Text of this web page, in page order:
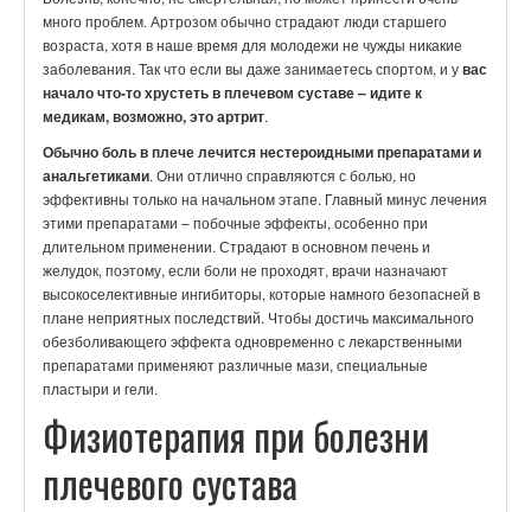
много проблем. Артрозом обычно страдают люди старшего
возраста, хотя в наше время для молодежи не чужды никакие
заболевания. Так что если вы даже занимаетесь спортом, и увас
начало что-то хрустеть в плечевом суставе – идите к
медикам, возможно, это артрит.
Обычно боль в плече лечится нестероидными препаратами и
анальгетиками. Они отлично справляются с болью, но
эффективны только на начальном этапе. Главный минус лечения
этими препаратами – побочные эффекты, особенно при
длительном применении. Страдают в основном печень и
желудок, поэтому, если боли не проходят, врачи назначают
высокоселективные ингибиторы, которые намного безопасней в
плане неприятных последствий. Чтобы достичь максимального
обезболивающего эффекта одновременно с лекарственными
препаратами применяют различные мази, специальные
пластыри и гели.
Физиотерапия при болезни
плечевого сустава